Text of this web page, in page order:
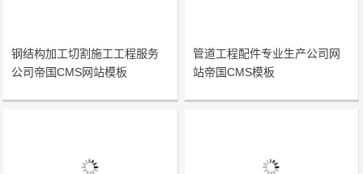
钢结构加工切割施工工程服务
公司帝国CMS网站模板
管道工程配件专业生产公司网
站帝国CMS模板